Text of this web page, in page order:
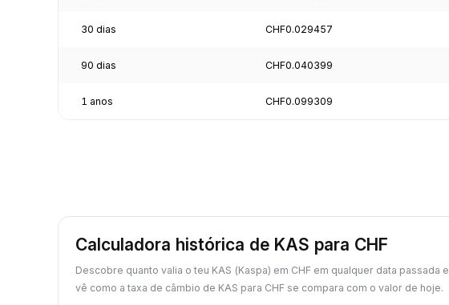
30 dias CHF0.029457
90 dias CHF0.040399
1 anos CHF0.099309
Calculadora histórica de KAS para CHF
Descobre quanto valia o teu KAS (Kaspa) em CHF em qualquer data passada e
vê como a taxa de câmbio de KAS para CHF se compara com o valor de hoje.